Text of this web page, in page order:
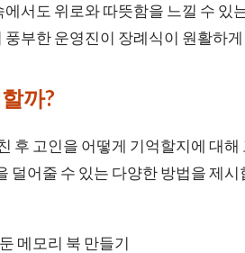
에서도 위로와 따뜻함을 느낄 수 있
풍부한 운영진이 장례식이 원활하
까?
후 고인을 어떻게 기억할지에 대
덜어줄 수 있는 다양한 방법을 제
메모리 북 만들기